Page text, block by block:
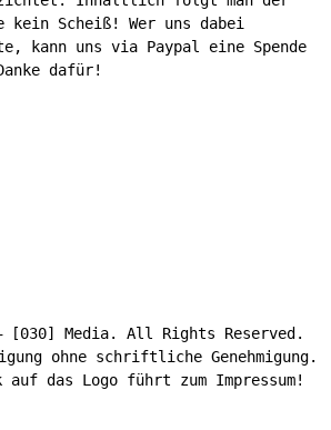
kein Scheiß! Wer uns dabei
kann uns via Paypal eine Spende
dafür!
[030] Media. All Rights Reserved.
ohne schriftliche Genehmigung.
auf das Logo führt zum Impressum!